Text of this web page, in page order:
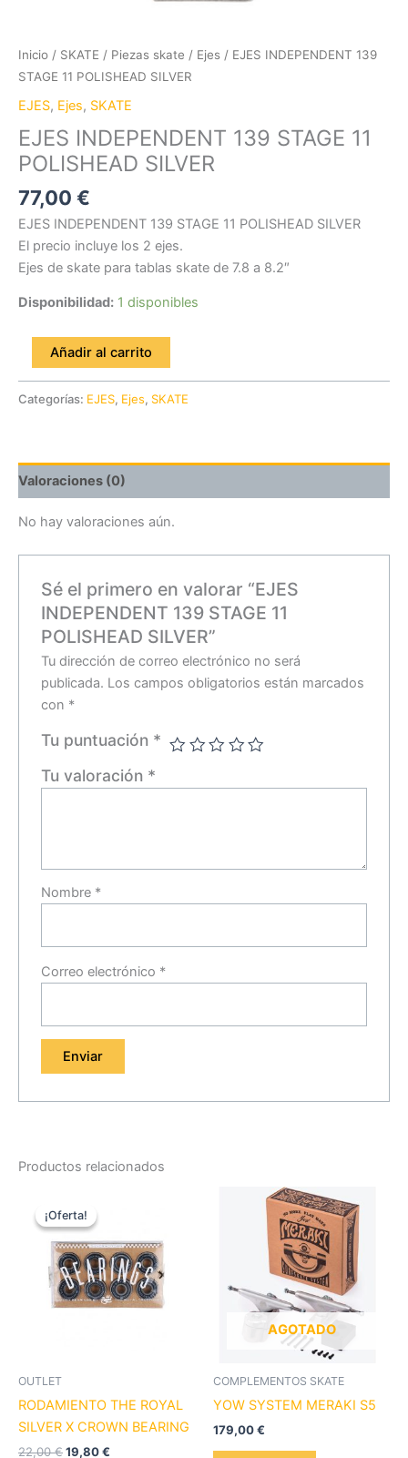
Inicio / SKATE / Piezas skate / Ejes / EJES INDEPENDENT 139
STAGE 11 POLISHEAD SILVER
EJES, Ejes, SKATE
EJES INDEPENDENT 139 STAGE 11
POLISHEAD SILVER
77,00 €
EJES INDEPENDENT 139 STAGE 11 POLISHEAD SILVER
El precio incluye los 2 ejes.
Ejes de skate para tablas skate de 7.8 a 8.2″
Disponibilidad: 1 disponibles
Añadir al carrito
Categorías: EJES, Ejes, SKATE
Valoraciones (0)
No hay valoraciones aún.
Sé el primero en valorar “EJES
INDEPENDENT 139 STAGE 11
POLISHEAD SILVER”
Tu dirección de correo electrónico no será
publicada. Los campos obligatorios están marcados
con *
Tu puntuación *
Tu valoración *
Nombre *
Correo electrónico *
Productos relacionados
¡Oferta!
¡Oferta!
OUTLET
RODAMIENTO THE ROYAL
SILVER X CROWN BEARING
22,00€
precio
original
era:
22,00 €.
19,80€
es:
19,80 €.
AGOTADO
COMPLEMENTOS SKATE
YOW SYSTEM MERAKI S5
179,00€